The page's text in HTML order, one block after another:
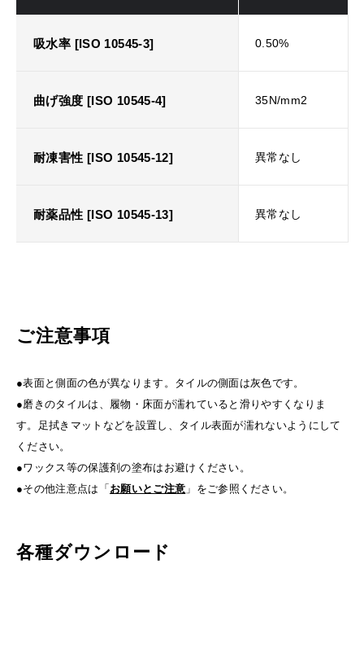
吸水率 [ISO 10545-3] 0.50%
曲げ強度 [ISO 10545-4] 35N/mm2
耐凍害性 [ISO 10545-12] 異常なし
耐薬品性 [ISO 10545-13] 異常なし
ご注意事項
●表面と側面の色が異なります。タイルの側面は灰色です。
●磨きのタイルは、履物・床面が濡れていると滑りやすくなりま
す。足拭きマットなどを設置し、タイル表面が濡れないようにして
ください。
●ワックス等の保護剤の塗布はお避けください。
●その他注意点は「お願いとご注意 」をご参照ください。
各種ダウンロード